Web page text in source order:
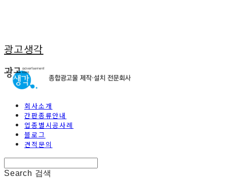
광고생각
회사소개
간판종류안내
업종별시공사례
블로그
견적문의
Search 검색